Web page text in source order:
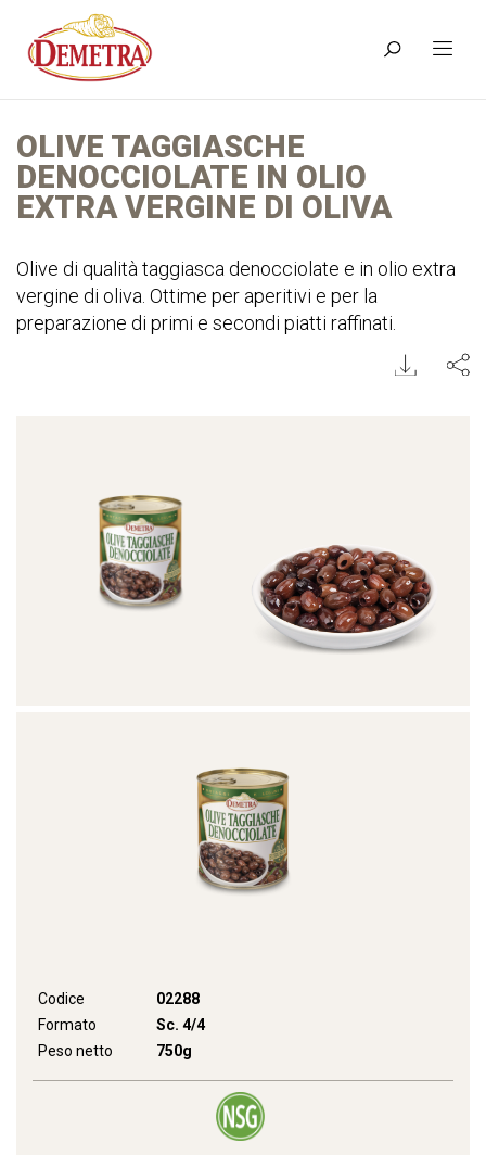
OLIVE TAGGIASCHE
DENOCCIOLATE IN OLIO
EXTRA VERGINE DI OLIVA
Olive di qualità taggiasca denocciolate e in olio extra
vergine di oliva. Ottime per aperitivi e per la
preparazione di primi e secondi piatti raffinati.
Codice
02288
Formato
Sc. 4/4
Peso netto
750g